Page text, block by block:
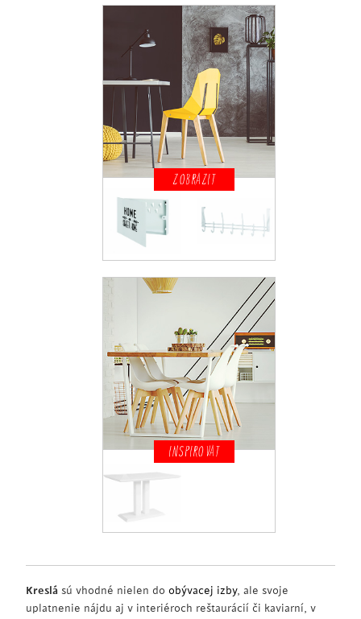
ZOBRAZIT
INSPIROVAT
Kreslá sú vhodné nielen do obývacej izby, ale svoje
uplatnenie nájdu aj v interiéroch reštaurácií či kaviarní, v